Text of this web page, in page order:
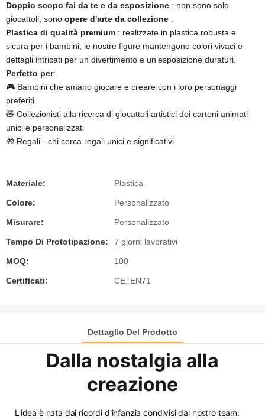
Doppio scopo fai da te e da esposizione : non sono solo
giocattoli, sono opere d'arte da collezione
Plastica di qualità premium : realizzate in plastica robusta e
sicura per i bambini, le nostre figure mantengono colori vivaci e
dettagli intricati per un divertimento e un'esposizione duraturi.
Perfetto per​:
🎮 Bambini che amano giocare e creare con i loro personaggi
preferiti
🧸 Collezionisti alla ricerca di giocattoli artistici dei cartoni animati
unici e personalizzati
🎁 Regali - chi cerca regali unici e significativi
Materiale: Plastica
Colore: Personalizzato
Misurare: Personalizzato
Tempo Di Prototipazione: 7 giorni lavorativi
MOQ: 100
Certificati: CE, EN71
Dettaglio Del Prodotto
Dalla nostalgia alla
creazione
L'idea è nata dai ricordi d'infanzia condivisi dal nostro team: